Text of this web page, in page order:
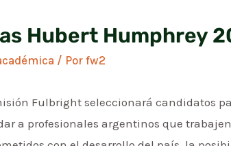
Hubert Humphrey
/ Porfw2
Fulbright seleccionará candidatos
a profesionales argentinos que